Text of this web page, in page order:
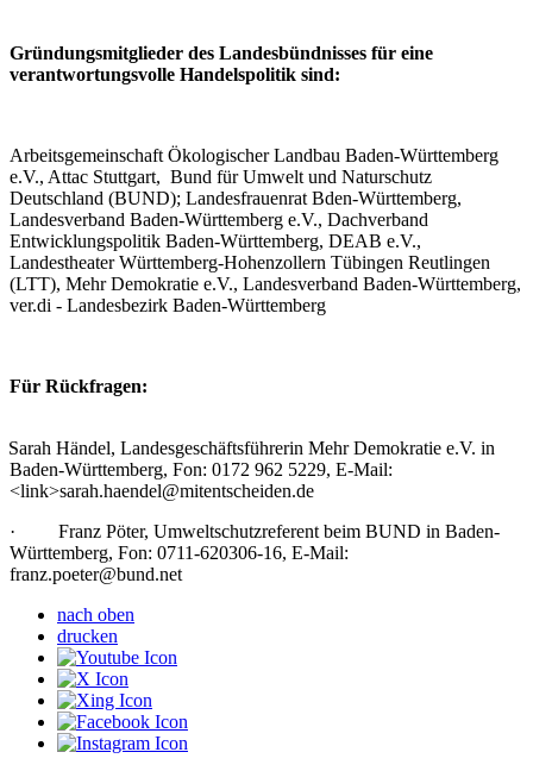
Gründungsmitglieder des Landesbündnisses für eine
verantwortungsvolle Handelspolitik sind:
Arbeitsgemeinschaft Ökologischer Landbau Baden-Württemberg
e.V., Attac Stuttgart, Bund für Umwelt und Naturschutz
Deutschland (BUND); Landesfrauenrat Bden-Württemberg,
Landesverband Baden-Württemberg e.V., Dachverband
Entwicklungspolitik Baden-Württemberg, DEAB e.V.,
Landestheater Württemberg-Hohenzollern Tübingen Reutlingen
(LTT), Mehr Demokratie e.V., Landesverband Baden-Württemberg,
ver.di - Landesbezirk Baden-Württemberg
Für Rückfragen:
Sarah Händel, Landesgeschäftsführerin Mehr Demokratie e.V. in
Baden-Württemberg, Fon: 0172 962 5229, E-Mail:
<link>sarah.haendel@mitentscheiden.de
· Franz Pöter, Umweltschutzreferent beim BUND in Baden-
Württemberg, Fon: 0711-620306-16, E-Mail:
franz.poeter@bund.net
nach oben
drucken